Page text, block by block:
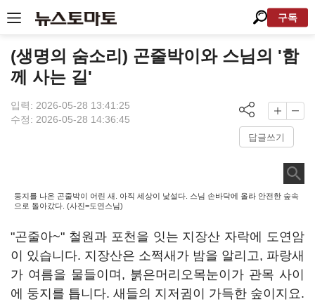
구독
(생명의 숨소리) 곤줄박이와 스님의 '함
께 사는 길'
입력: 2026-05-28 13:41:25
수정: 2026-05-28 14:36:45
답글쓰기
둥지를 나온 곤줄박이 어린 새. 아직 세상이 낯설다. 스님 손바닥에 올라 안전한 숲속
으로 돌아갔다. (사진=도연스님)
"곤줄아~" 철원과 포천을 잇는 지장산 자락에 도연암
이 있습니다. 지장산은 소쩍새가 밤을 알리고, 파랑새
가 여름을 물들이며, 붉은머리오목눈이가 관목 사이
에 둥지를 틉니다. 새들의 지저귐이 가득한 숲이지요.